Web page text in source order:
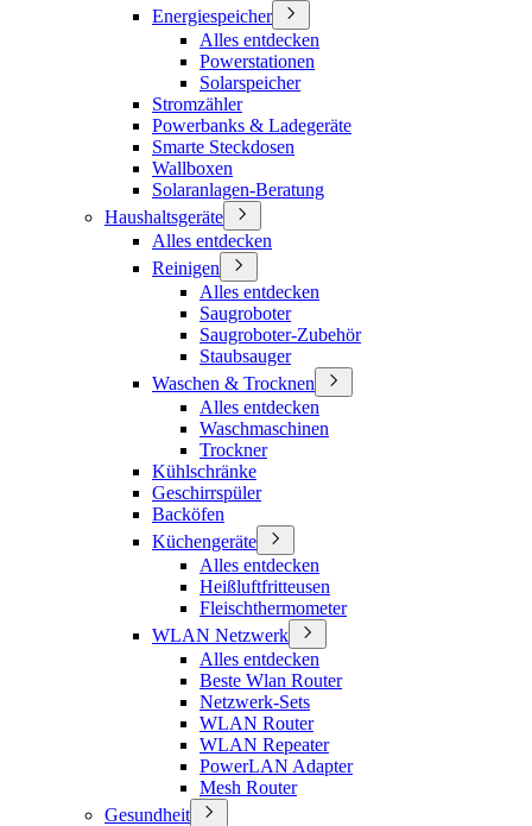
Energiespeicher
Alles entdecken
Powerstationen
Solarspeicher
Stromzähler
Powerbanks & Ladegeräte
Smarte Steckdosen
Wallboxen
Solaranlagen-Beratung
Haushaltsgeräte
Alles entdecken
Reinigen
Alles entdecken
Saugroboter
Saugroboter-Zubehör
Staubsauger
Waschen & Trocknen
Alles entdecken
Waschmaschinen
Trockner
Kühlschränke
Geschirrspüler
Backöfen
Küchengeräte
Alles entdecken
Heißluftfritteusen
Fleischthermometer
WLAN Netzwerk
Alles entdecken
Beste Wlan Router
Netzwerk-Sets
WLAN Router
WLAN Repeater
PowerLAN Adapter
Mesh Router
Gesundheit